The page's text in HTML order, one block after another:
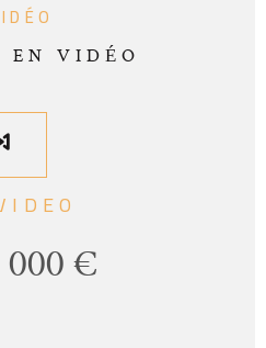
EN VIDÉO
000 €